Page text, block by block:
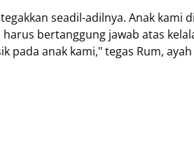
seadil-adilnya. Anak kami
bertanggung jawab atas
pada anak kami," tegas Rum,